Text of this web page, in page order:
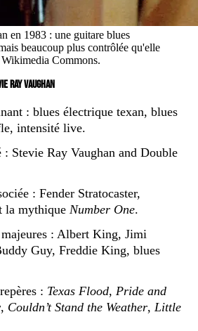
en 1983 : une guitare blues
beaucoup plus contrôlée qu'elle
Commons.
RAY VAUGHAN
: blues électrique texan, blues
intensité live.
: Stevie Ray Vaughan and Double
: Fender Stratocaster,
la mythique Number One.
: Albert King, Jimi
Guy, Freddie King, blues
: Texas Flood, Pride and
, Couldn’t Stand the Weather, Little